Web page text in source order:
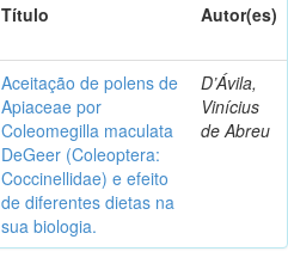
Título Autor(es)
Aceitação de polens de
Apiaceae por
Coleomegilla maculata
DeGeer (Coleoptera:
Coccinellidae) e efeito
de diferentes dietas na
sua biologia.
D’Ávila,
Vinícius
de Abreu